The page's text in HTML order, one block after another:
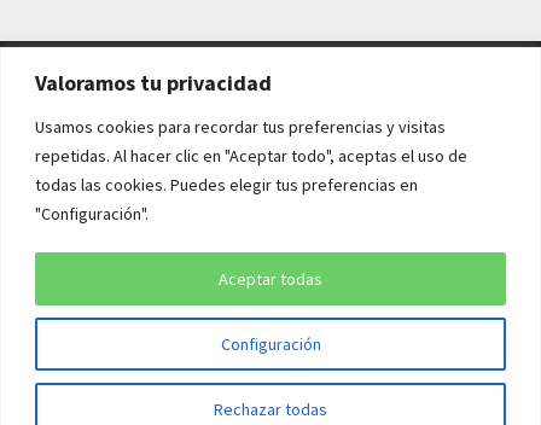
Valoramos tu privacidad
Usamos cookies para recordar tus preferencias y visitas
repetidas. Al hacer clic en "Aceptar todo", aceptas el uso de
todas las cookies. Puedes elegir tus preferencias en
"Configuración".
Configuración
Rechazar todas
Aceptar todas
AVISO LEGAL Y POLÍTICAS
Aviso legal
Política de cookies
Copyright © 2026¡QUÉ HISTORIA!. Funciona conWordPressy